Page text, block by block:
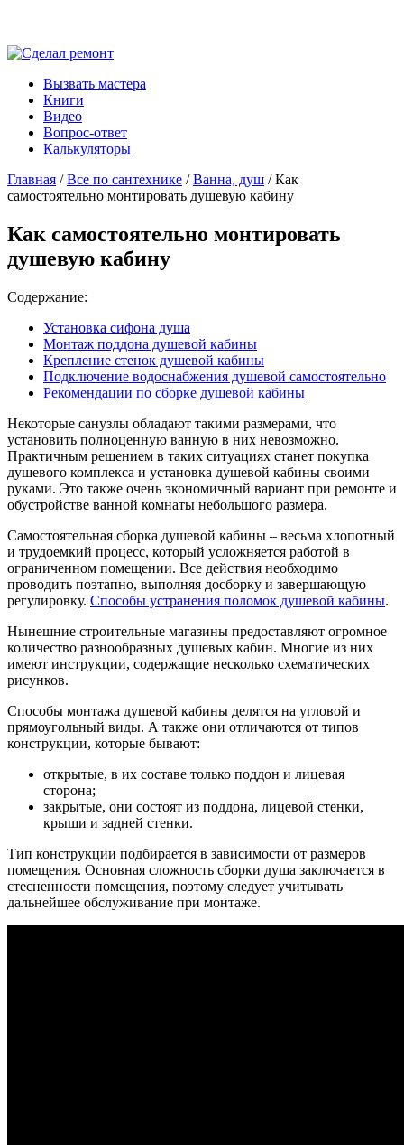
Вызвать мастера
Книги
Видео
Вопрос-ответ
Калькуляторы
Главная /Все по сантехнике /Ванна, душ / Как
самостоятельно монтировать душевую кабину
Как самостоятельно монтировать
душевую кабину
Содержание:
Установка сифона душа
Монтаж поддона душевой кабины
Крепление стенок душевой кабины
Подключение водоснабжения душевой самостоятельно
Рекомендации по сборке душевой кабины
Некоторые санузлы обладают такими размерами, что
установить полноценную ванную в них невозможно.
Практичным решением в таких ситуациях станет покупка
душевого комплекса и установка душевой кабины своими
руками. Это также очень экономичный вариант при ремонте и
обустройстве ванной комнаты небольшого размера.
Самостоятельная сборка душевой кабины – весьма хлопотный
и трудоемкий процесс, который усложняется работой в
ограниченном помещении. Все действия необходимо
проводить поэтапно, выполняя досборку и завершающую
регулировку. Способы устранения поломок душевой кабины.
Нынешние строительные магазины предоставляют огромное
количество разнообразных душевых кабин. Многие из них
имеют инструкции, содержащие несколько схематических
рисунков.
Способы монтажа душевой кабины делятся на угловой и
прямоугольный виды. А также они отличаются от типов
конструкции, которые бывают:
открытые, в их составе только поддон и лицевая
сторона;
закрытые, они состоят из поддона, лицевой стенки,
крыши и задней стенки.
Тип конструкции подбирается в зависимости от размеров
помещения. Основная сложность сборки душа заключается в
стесненности помещения, поэтому следует учитывать
дальнейшее обслуживание при монтаже.